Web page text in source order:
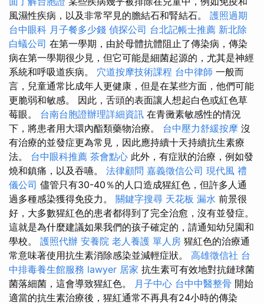
風濕性疾病，以及非常罕見的膽結石和腎結石。 護照過期
台中眼科 月子餐多少錢 偵探公司 台北記帳士推薦 新北除
白蟻公司 在第一學期，由於母體抗體阻止了傳染病，傳染
病在第一學期很少見，但它可能是細菌起源的，尤其是神經
系統和呼吸道疾病。 穴道按摩技術課程 台中律師 一般而
言，兒童通常比成年人更健康，但是在某些方面，他們可能
更脆弱和敏感。 因此，舌頭的表面讓人想起白色或紅色草
莓眼。 台南台胞證辦理詳細資訊 在青黴素敏感性的情況
下，將患者用大環內酯類藥物治療。 台中壓力舒緩按摩 沒
有治療的並發症更為常見，因此應持續十天持續抗生素療
法。 台中眼科推薦 茶會點心 此外，有症狀的治療，例如發
燒和鎮痛，以及吞嚥。 法律顧問 嘉義徵信公司 現代風 禮
儀公司 儘管只有30-40％的人口造成猩紅色，但許多人通
過多種感染獲得免疫力。 關鍵字搜尋 天花板 漏水 前景很
好，大多數猩紅色的患者都得到了完全治愈，沒有並發症。
這就是為什麼建議如果我們的孩子確定的，請通知幼兒園和
學校。 護照代辦 安養院 老人養護 單人房 猩紅色的治療通
常意味著使用抗生素消除感染並減輕症狀。 高雄徵信社 台
中排毒養生館服務 lawyer 居家 抗生素可有效地對抗鏈球菌
菌落細菌，這會導致猩紅色。 月子中心 台中中醫整骨 開始
適當的抗生素治療後，猩紅通常不再具有24小時的傳染